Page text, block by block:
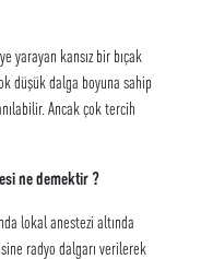
yarayan kansız bir bıçak
düşük dalga boyuna sahip
Ancak çok tercih
ne demektir ?
lokal anestezi altında
radyo dalgarı verilerek